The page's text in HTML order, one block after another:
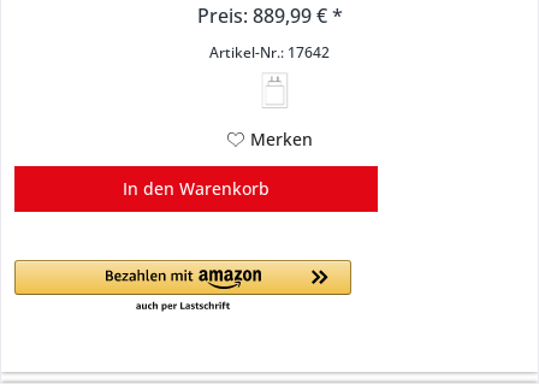
Preis: 889,99 € *
Artikel-Nr.: 17642
Merken
In den Warenkorb